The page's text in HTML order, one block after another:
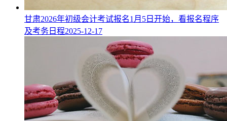
甘肃2026年初级会计考试报名1月5日开始，看报名程序
及考务日程2025-12-17